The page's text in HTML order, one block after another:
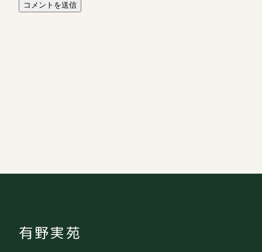
有野実苑